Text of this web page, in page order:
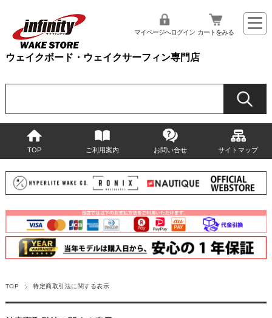
ウェイクボード・ウェイクサーフィン専門店
マイページへログイン カートをみる
TOP ご利用案内 お問い合せ サイトマップ
TOP 特定商取引法に関する表示